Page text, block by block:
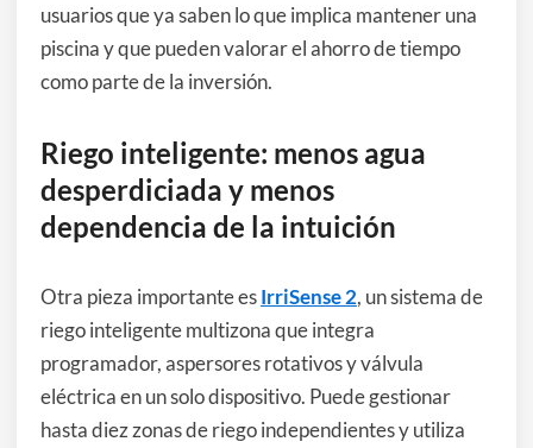
usuarios que ya saben lo que implica mantener una
piscina y que pueden valorar el ahorro de tiempo
como parte de la inversión.
Riego inteligente: menos agua
desperdiciada y menos
dependencia de la intuición
Otra pieza importante esIrriSense 2, un sistema de
riego inteligente multizona que integra
programador, aspersores rotativos y válvula
eléctrica en un solo dispositivo. Puede gestionar
hasta diez zonas de riego independientes y utiliza